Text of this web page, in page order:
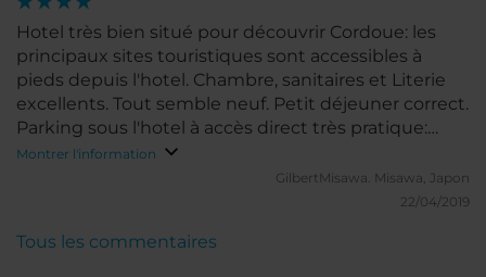
Hotel très bien situé pour découvrir Cordoue: les
principaux sites touristiques sont accessibles à
pieds depuis l'hotel. Chambre, sanitaires et Literie
excellents. Tout semble neuf. Petit déjeuner correct.
Parking sous l'hotel à accès direct très pratique:
nous avons pu y laisser notre véhicule pendant tout
Montrer l'information
GilbertMisawa. Misawa, Japon
22/04/2019
Tous les commentaires